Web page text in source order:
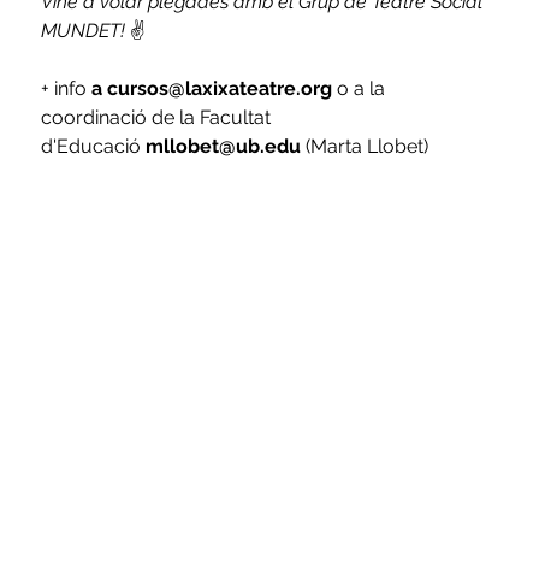
MUNDET! ✌
+ info a cursos@laxixateatre.org o a la
coordinació de la Facultat
d'Educació mllobet@ub.edu (Marta Llobet)